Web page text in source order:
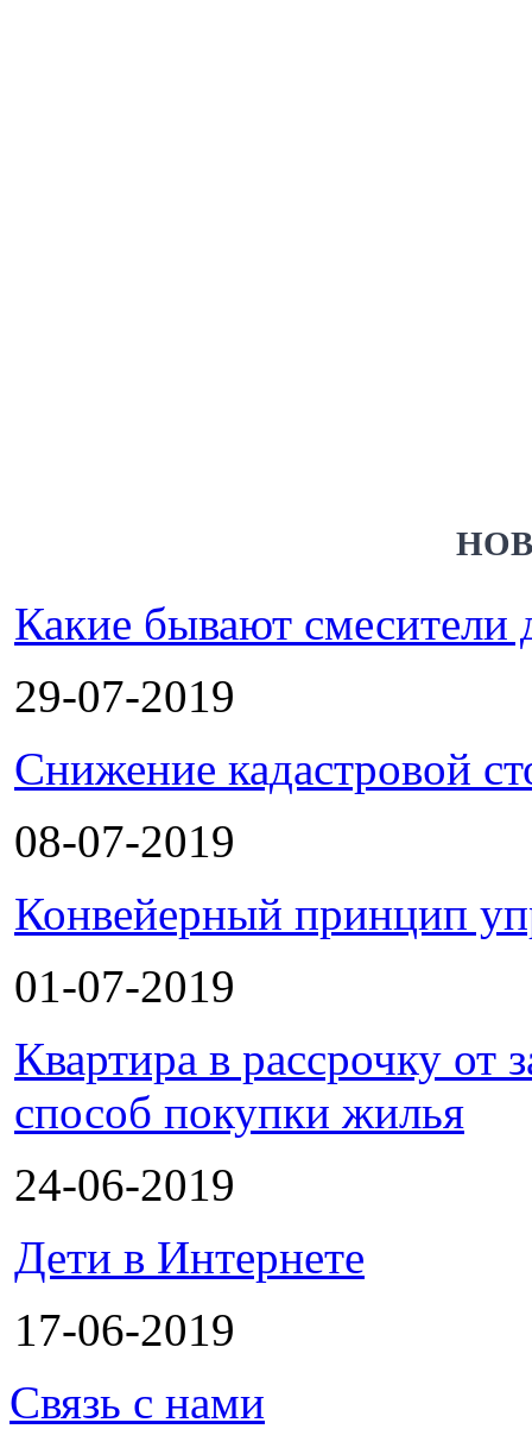
Какие бывают смесители
29-07-2019
Снижение кадастровой
08-07-2019
Конвейерный принцип
01-07-2019
Квартира в рассрочку
способ покупки жилья
24-06-2019
Дети в Интернете
17-06-2019
Связь с нами